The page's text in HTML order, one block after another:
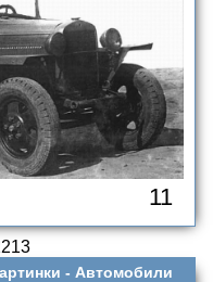
11
- Автомобили